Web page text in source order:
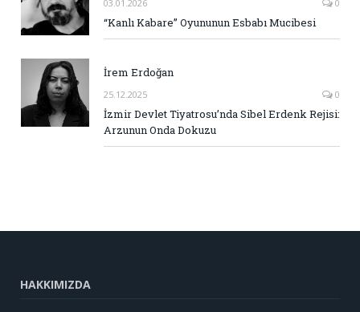
03.01.2026 0
“Kanlı Kabare” Oyununun Esbabı Mucibesi
İrem Erdoğan
25.12.2025 0
İzmir Devlet Tiyatrosu’nda Sibel Erdenk Rejisi:
Arzunun Onda Dokuzu
HAKKIMIZDA